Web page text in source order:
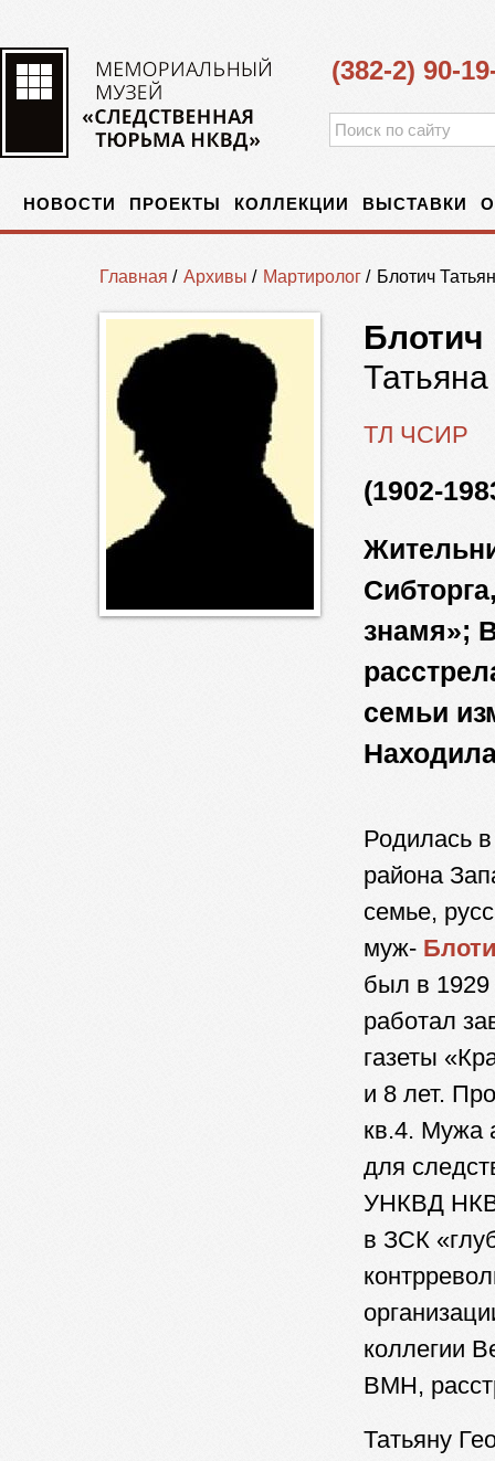
(382-2) 90-
НОВОСТИ ПРОЕКТЫ КОЛЛЕКЦИИ ВЫСТАВКИ
Главная / Архивы / Мартиролог / Блотич
Блотич
ТЛ ЧСИР
(1902-
знамя»;
семьи
Родилась в
района
семье,
муж-
был в 1929
работал
газеты
и 8 лет.
кв.4. Мужа
для
УНКВД
в ЗСК
коллегии
ВМН,
Татьяну